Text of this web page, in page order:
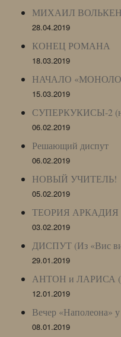
МИХАИЛ
28.04.2019
КОНЕЦ РОМАНА
18.03.2019
НАЧАЛО
15.03.2019
СУПЕРКУКИСЫ-2
06.02.2019
Решающий диспут
06.02.2019
НОВЫЙ УЧИТЕЛЬ!
05.02.2019
ТЕОРИЯ АРКАДИЯ
03.02.2019
ДИСПУТ (Из «Вис
29.01.2019
АНТОН и ЛАРИСА
12.01.2019
Вечер «Наполеона»
08.01.2019